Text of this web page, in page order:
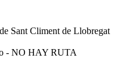
Sant Climent de Llobregat
- NO HAY RUTA